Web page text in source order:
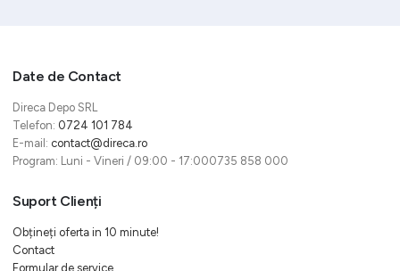
Date de Contact
Direca Depo SRL
Telefon: 0724 101 784
E-mail: contact@direca.ro
Program: Luni - Vineri / 09:00 - 17:000735 858 000
Suport Clienți
Obțineți oferta in 10 minute!
Contact
Formular de service